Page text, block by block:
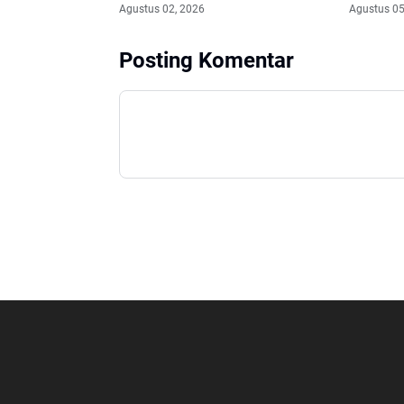
Sinergi Menjaga Kerukunan
Agustus 02, 2026 Agustus
Posting Komentar